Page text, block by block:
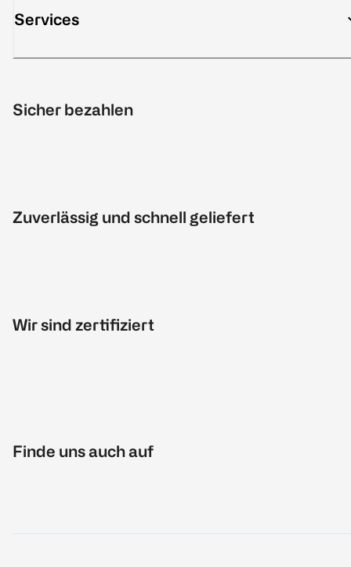
Services
Sicher bezahlen
Zuverlässig und schnell geliefert
Wir sind zertifiziert
Finde uns auch auf